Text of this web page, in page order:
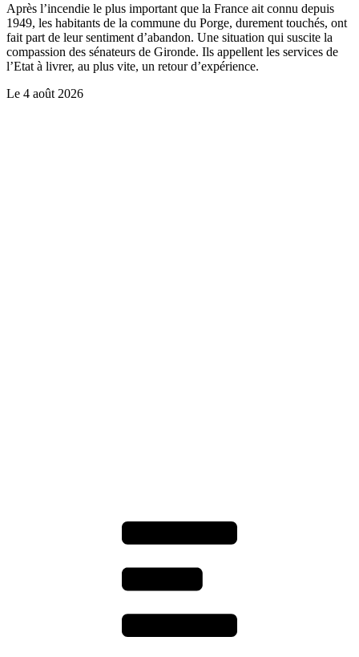
Après l’incendie le plus important que la France ait connu depuis
1949, les habitants de la commune du Porge, durement touchés, ont
fait part de leur sentiment d’abandon. Une situation qui suscite la
compassion des sénateurs de Gironde. Ils appellent les services de
l’Etat à livrer, au plus vite, un retour d’expérience.
Le 4 août 2026